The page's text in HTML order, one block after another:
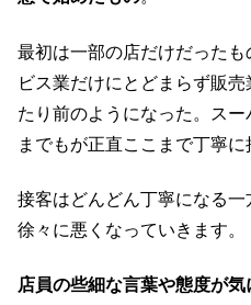
最初は一部の店だけだった
ビス業だけにとどまらず販
たり前のようになった。ス
までもが正直ここまで丁寧に
接客はどんどん丁寧になる
徐々に悪くなっていきます。
店員の些細な言葉や態度が